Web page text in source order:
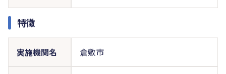
特徴
実施機関名 倉敷市